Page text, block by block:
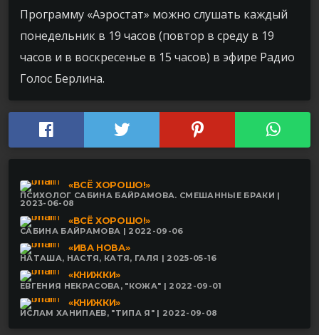
Программу «Аэростат» можно слушать каждый
понедельник в 19 часов (повтор в среду в 19
часов и в воскресенье в 15 часов) в эфире Радио
Голос Берлина.
«ВСЁ ХОРОШО!»
ПСИХОЛОГ САБИНА БАЙРАМОВА. СМЕШАННЫЕ БРАКИ |
2023-06-08
«ВСЁ ХОРОШО!»
САБИНА БАЙРАМОВА | 2022-09-06
«ИВА НОВА»
НАТАША, НАСТЯ, КАТЯ, ГАЛЯ | 2025-05-16
«КНИЖКИ»
ЕВГЕНИЯ НЕКРАСОВА, "КОЖА" | 2022-09-01
«КНИЖКИ»
ИСЛАМ ХАНИПАЕВ, "ТИПА Я" | 2022-09-08